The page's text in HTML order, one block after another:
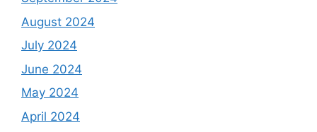
August 2024
July 2024
June 2024
May 2024
April 2024